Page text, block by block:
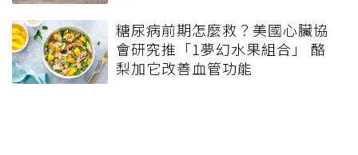
糖尿病前期怎麼救？美國心臟協
會研究推「1夢幻水果組合」 酪
梨加它改善血管功能